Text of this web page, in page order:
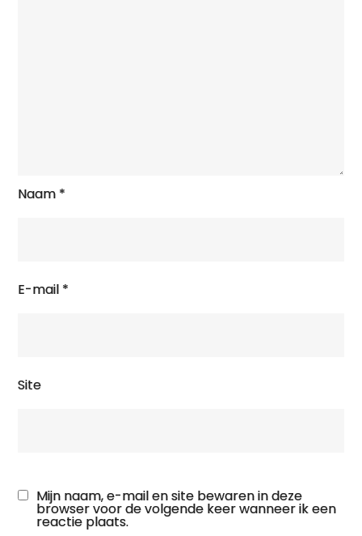
Naam *
E-mail *
Site
Mijn naam, e-mail en site bewaren in deze
browser voor de volgende keer wanneer ik een
reactie plaats.